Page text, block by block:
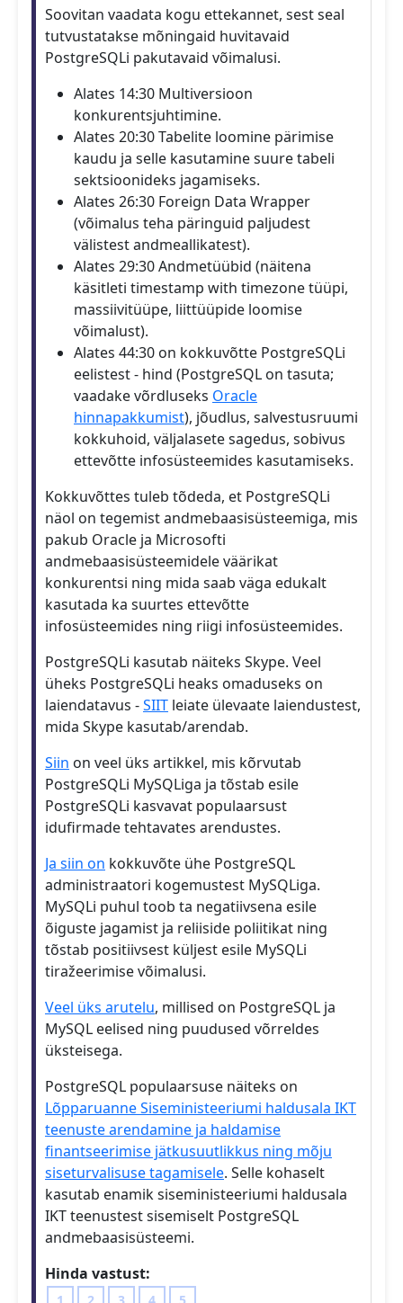
Soovitan vaadata kogu ettekannet, sest seal
tutvustatakse mõningaid huvitavaid
PostgreSQLi pakutavaid võimalusi.
Alates 14:30 Multiversioon
konkurentsjuhtimine.
Alates 20:30 Tabelite loomine pärimise
kaudu ja selle kasutamine suure tabeli
sektsioonideks jagamiseks.
Alates 26:30 Foreign Data Wrapper
(võimalus teha päringuid paljudest
välistest andmeallikatest).
Alates 29:30 Andmetüübid (näitena
käsitleti timestamp with timezone tüüpi,
massiivitüüpe, liittüüpide loomise
võimalust).
Alates 44:30 on kokkuvõtte PostgreSQLi
eelistest - hind (PostgreSQL on tasuta;
vaadake võrdluseks Oracle
hinnapakkumist), jõudlus, salvestusruumi
kokkuhoid, väljalasete sagedus, sobivus
ettevõtte infosüsteemides kasutamiseks.
Kokkuvõttes tuleb tõdeda, et PostgreSQLi
näol on tegemist andmebaasisüsteemiga, mis
pakub Oracle ja Microsofti
andmebaasisüsteemidele väärikat
konkurentsi ning mida saab väga edukalt
kasutada ka suurtes ettevõtte
infosüsteemides ning riigi infosüsteemides.
PostgreSQLi kasutab näiteks Skype. Veel
üheks PostgreSQLi heaks omaduseks on
laiendatavus -SIIT leiate ülevaate laiendustest,
mida Skype kasutab/arendab.
Siin on veel üks artikkel, mis kõrvutab
PostgreSQLi MySQLiga ja tõstab esile
PostgreSQLi kasvavat populaarsust
idufirmade tehtavates arendustes.
Ja siin on kokkuvõte ühe PostgreSQL
administraatori kogemustest MySQLiga.
MySQLi puhul toob ta negatiivsena esile
õiguste jagamist ja reliiside poliitikat ning
tõstab positiivsest küljest esile MySQLi
tiražeerimise võimalusi.
Veel üks arutelu, millised on PostgreSQL ja
MySQL eelised ning puudused võrreldes
üksteisega.
PostgreSQL populaarsuse näiteks on
Lõpparuanne Siseministeeriumi haldusala IKT
teenuste arendamine ja haldamise
finantseerimise jätkusuutlikkus ning mõju
siseturvalisuse tagamisele. Selle kohaselt
kasutab enamik siseministeeriumi haldusala
IKT teenustest sisemiselt PostgreSQL
andmebaasisüsteemi.
Hinda vastust: